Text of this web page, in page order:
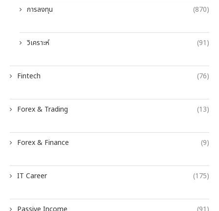
การลงทุน (870)
วิเคราะห์ (91)
Fintech (76)
Forex & Trading (13)
Forex & Finance (9)
IT Career (175)